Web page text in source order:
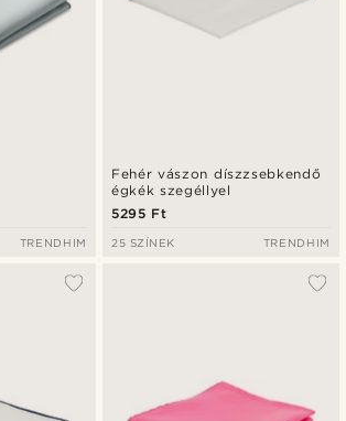
TRENDHIM
Fehér vászon díszzsebkendő
égkék szegéllyel
5295 Ft
25 SZÍNEK TRENDHIM